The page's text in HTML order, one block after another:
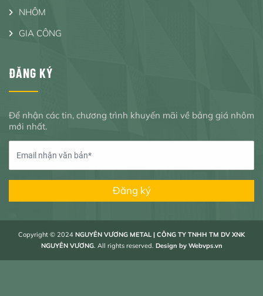
NHÔM
GIA CÔNG
ĐĂNG KÝ
Để nhận các tin, chương trình khuyến mãi về bảng giá nhôm
mới nhất.
Đăng ký
Copyright © 2024 NGUYÊN VƯƠNG METAL | CÔNG TY TNHH TM DV XNK
NGUYÊN VƯƠNG. All rights reserved. Design by Webvps.vn